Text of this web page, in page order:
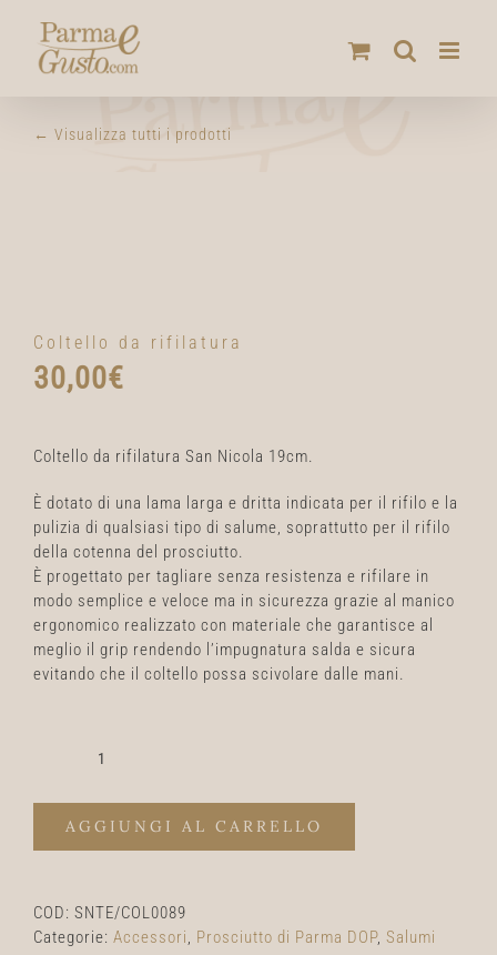
contenuto
← Visualizza tutti i prodotti
Coltello da rifilatura
30,00€
Coltello da rifilatura San Nicola 19cm.
È dotato di una lama larga e dritta indicata per il rifilo e la
pulizia di qualsiasi tipo di salume, soprattutto per il rifilo
della cotenna del prosciutto.
È progettato per tagliare senza resistenza e rifilare in
modo semplice e veloce ma in sicurezza grazie al manico
ergonomico realizzato con materiale che garantisce al
meglio il grip rendendo l’impugnatura salda e sicura
evitando che il coltello possa scivolare dalle mani.
Coltello
rifilatura
AGGIUNGI AL CARRELLO
COD: SNTE/COL0089
Categorie: Accessori, Prosciutto di Parma DOP, Salumi